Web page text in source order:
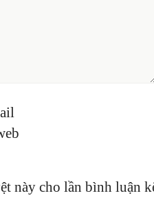
này cho lần bình luận